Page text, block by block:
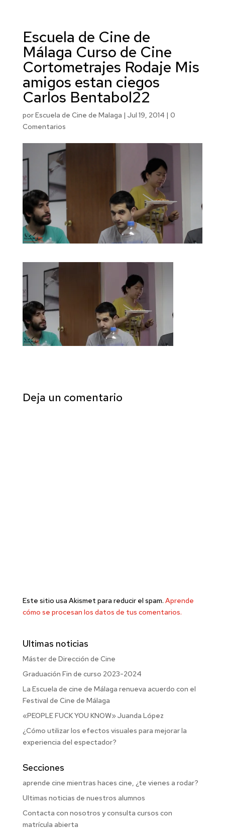
Escuela de Cine de
Málaga Curso de Cine
Cortometrajes Rodaje Mis
amigos estan ciegos
Carlos Bentabol22
porEscuela de Cine de Malaga | Jul 19, 2014 | 0
Comentarios
Deja un comentario
Este sitio usa Akismet para reducir el spam. Aprende
cómo se procesan los datos de tus comentarios.
Ultimas noticias
Máster de Dirección de Cine
Graduación Fin de curso 2023-2024
La Escuela de cine de Málaga renueva acuerdo con el
Festival de Cine de Málaga
«PEOPLE FUCK YOU KNOW» Juanda López
¿Cómo utilizar los efectos visuales para mejorar la
experiencia del espectador?
Secciones
aprende cine mientras haces cine, ¿te vienes a rodar?
Ultimas noticias de nuestros alumnos
Contacta con nosotros y consulta cursos con
matrícula abierta